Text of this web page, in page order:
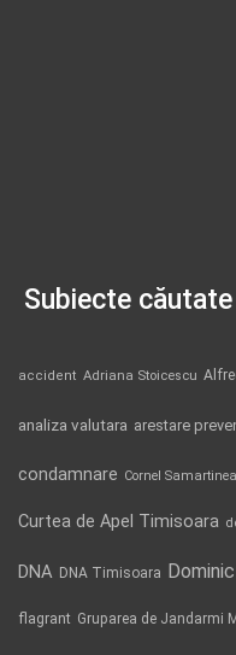
Subiecte
accident Adriana Stoicescu
analiza valutara arestare
condamnare Cornel
Curtea de Apel Timisoara
DNA DNA Timisoara
flagrant Gruparea de Jandarmi